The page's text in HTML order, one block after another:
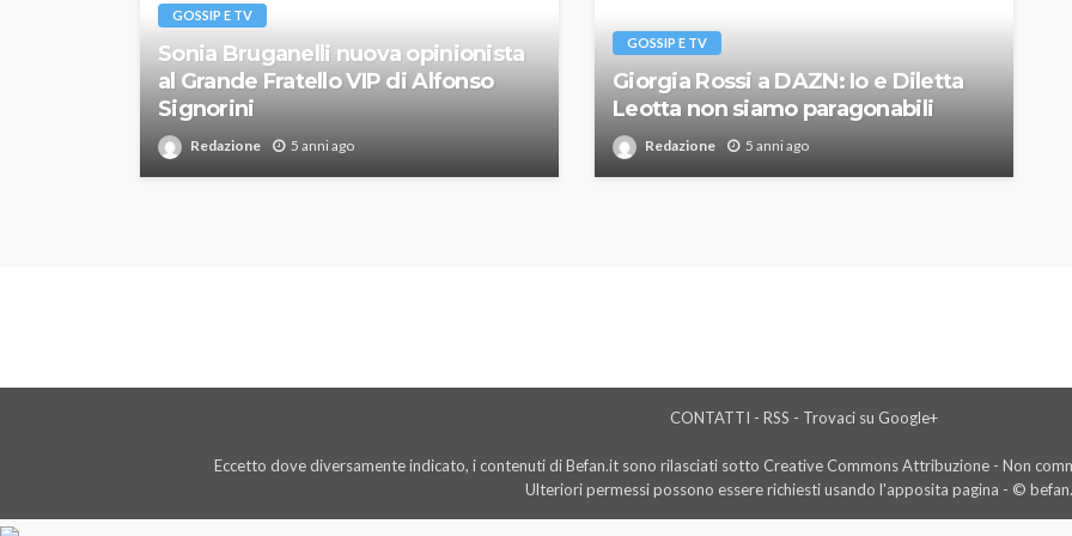
GOSSIP E TV
Sonia Bruganelli nuova opinionista
al Grande Fratello VIP di Alfonso
Signorini
Redazione 5 anni ago
GOSSIP E TV
Giorgia Rossi a DAZN: Io e Diletta
Leotta non siamo paragonabili
Redazione 5 anni ago
CONTATTI - RSS - Trovaci su Google+
Eccetto dove diversamente indicato, i contenuti di Befan.it sono rilasciati sotto Creative Commons Attribuzione - Non
Ulteriori permessi possono essere richiesti usando l'apposita pagina - ©